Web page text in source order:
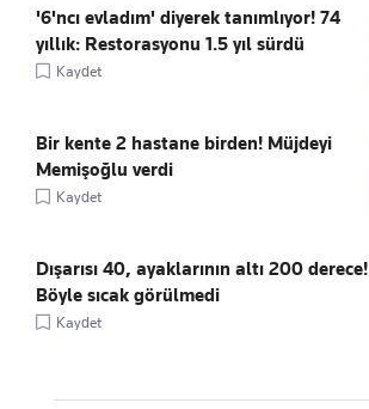
'6'ncı evladım' diyerek tanımlıyor! 74
yıllık: Restorasyonu 1.5 yıl sürdü
Kaydet
Bir kente 2 hastane birden! Müjdeyi
Memişoğlu verdi
Kaydet
Dışarısı 40, ayaklarının altı 200 derece!
Böyle sıcak görülmedi
Kaydet